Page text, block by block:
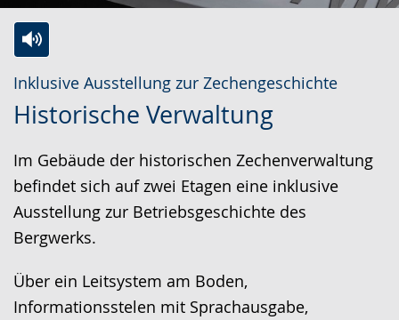
Inklusive Ausstellung zur Zechengeschichte
Historische Verwaltung
Im Gebäude der historischen Zechenverwaltung
befindet sich auf zwei Etagen eine inklusive
Ausstellung zur Betriebsgeschichte des
Bergwerks.
Über ein Leitsystem am Boden,
Informationsstelen mit Sprachausgabe,
Leichten
Sprache
Audio-
Unterstützung.
Video
in
Gebärdensprache
wird
angezeigt.